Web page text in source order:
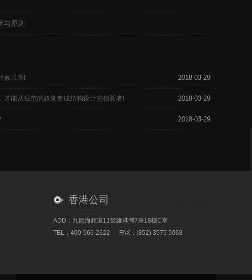
与原则
效果图! 2018-03-29
才能从规范的奴隶变成结构设计的创新者! 2018-03-29
2018-03-29
香港公司
ADD：九龍海輝道11號維港灣7座18樓C室
TEL：400-966-2622
FAX：(852) 3575 9068